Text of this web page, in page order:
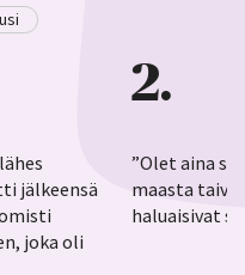
jälkeensä
joka oli
2
”Olet aina
maasta
haluaisivat